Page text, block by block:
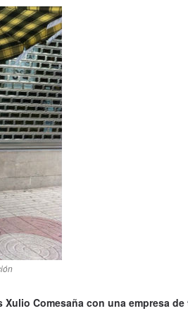
Comesaña con una empresa